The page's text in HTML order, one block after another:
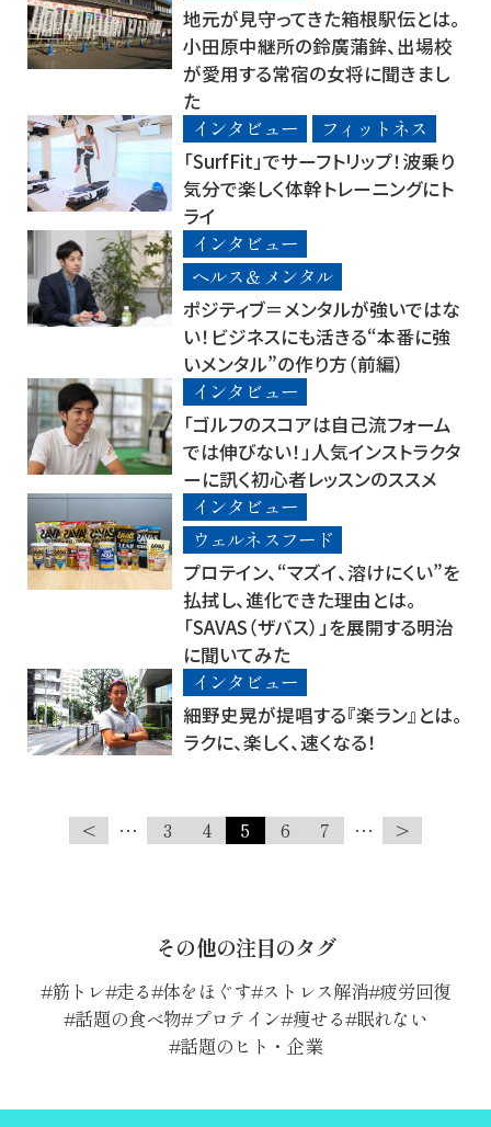
地元が見守ってきた箱根駅伝とは。
小田原中継所の鈴廣蒲鉾、出場校
が愛用する常宿の女将に聞きまし
た
インタビュー
フィットネス
「SurfFit」でサーフトリップ！波乗り
気分で楽しく体幹トレーニングにト
ライ
インタビュー
ヘルス＆メンタル
ポジティブ＝メンタルが強いではな
い！ビジネスにも活きる“本番に強
いメンタル”の作り方（前編）
インタビュー
「ゴルフのスコアは自己流フォーム
では伸びない！」人気インストラクタ
ーに訊く初心者レッスンのススメ
インタビュー
ウェルネスフード
プロテイン、“マズイ、溶けにくい”を
払拭し、進化できた理由とは。
「SAVAS（ザバス）」を展開する明治
に聞いてみた
インタビュー
細野史晃が提唱する『楽ラン』とは。
ラクに、楽しく、速くなる！
< … 3 4 5 6 7 … >
その他の注目のタグ
筋トレ 走る 体をほぐす ストレス解消 疲労回復
話題の食べ物 プロテイン 痩せる 眠れない
話題のヒト・企業